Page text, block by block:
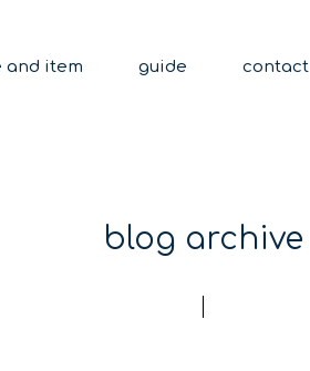
and item guide contact
blog archive